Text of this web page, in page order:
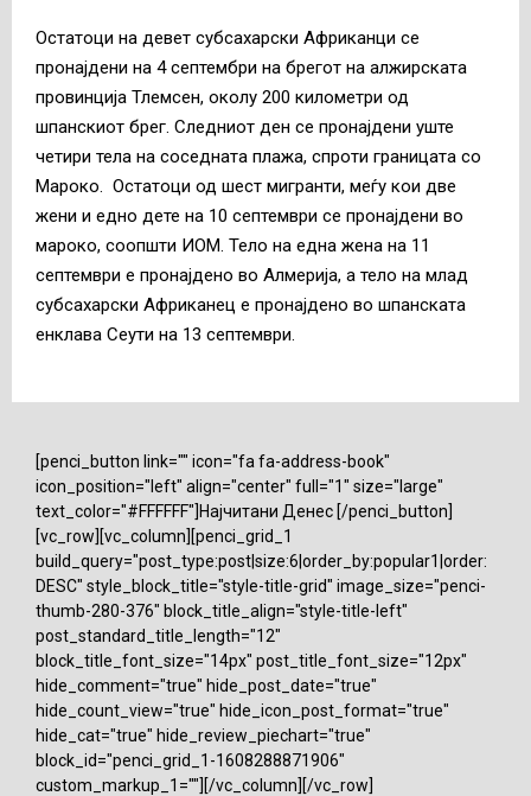
Остатоци на девет субсахарски Африканци се
пронајдени на 4 септембри на брегот на алжирската
провинција Тлемсен, околу 200 километри од
шпанскиот брег. Следниот ден се пронајдени уште
четири тела на соседната плажа, спроти границата со
Мароко. Остатоци од шест мигранти, меѓу кои две
жени и едно дете на 10 септември се пронајдени во
мароко, соопшти ИОМ. Тело на една жена на 11
септември е пронајдено во Алмерија, а тело на млад
субсахарски Африканец е пронајдено во шпанската
енклава Сеути на 13 септември.
[penci_button link="" icon="fa fa-address-book"
icon_position="left" align="center" full="1" size="large"
text_color="#FFFFFF"]Најчитани Денес [/penci_button]
[vc_row][vc_column][penci_grid_1
build_query="post_type:post|size:6|order_by:popular1|order:
DESC" style_block_title="style-title-grid" image_size="penci-
thumb-280-376" block_title_align="style-title-left"
post_standard_title_length="12"
block_title_font_size="14px" post_title_font_size="12px"
hide_comment="true" hide_post_date="true"
hide_count_view="true" hide_icon_post_format="true"
hide_cat="true" hide_review_piechart="true"
block_id="penci_grid_1-1608288871906"
custom_markup_1=""][/vc_column][/vc_row]